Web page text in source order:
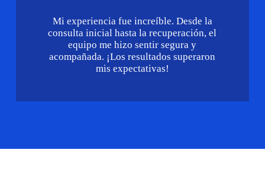
Mi experiencia fue increíble. Desde la
consulta inicial hasta la recuperación, el
equipo me hizo sentir segura y
acompañada. ¡Los resultados superaron
mis expectativas!